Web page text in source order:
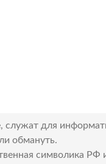
для
обмануть.
символика РФ